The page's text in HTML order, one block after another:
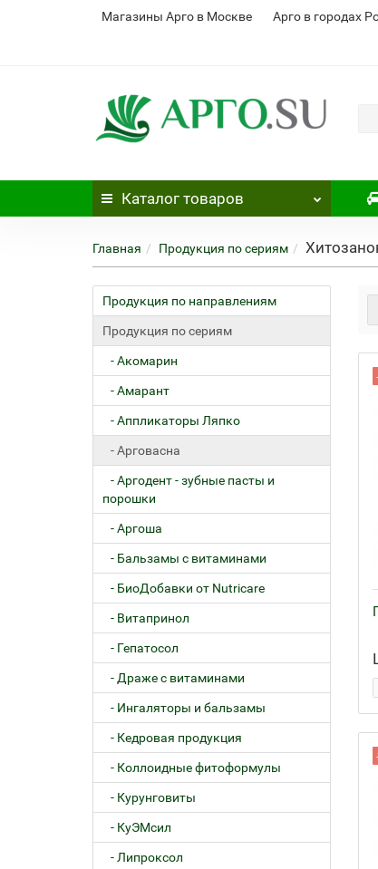
Магазины Арго в Москве Арго в городах
Каталог товаров
Главная Продукция по сериям
Продукция по направлениям
Продукция по сериям
- Акомарин
- Амарант
- Аппликаторы Ляпко
- Арговасна
- Аргодент - зубные пасты и
порошки
- Аргоша
- Бальзамы с витаминами
- БиоДобавки от Nutricare
- Витапринол
- Гепатосол
- Драже с витаминами
- Ингаляторы и бальзамы
- Кедровая продукция
- Коллоидные фитоформулы
- Курунговиты
- КуЭМсил
- Липроксол